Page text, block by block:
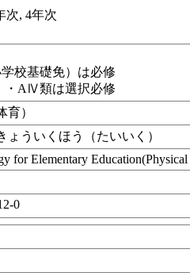
次, 4年次
校基礎免）は必修
・AⅣ類は選択必修
育）
ょういくほう（たいいく）
for Elementary
0